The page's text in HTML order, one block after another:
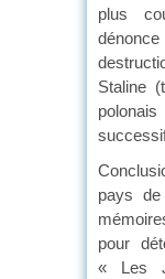
plus
Staline
pays
pour
« Les